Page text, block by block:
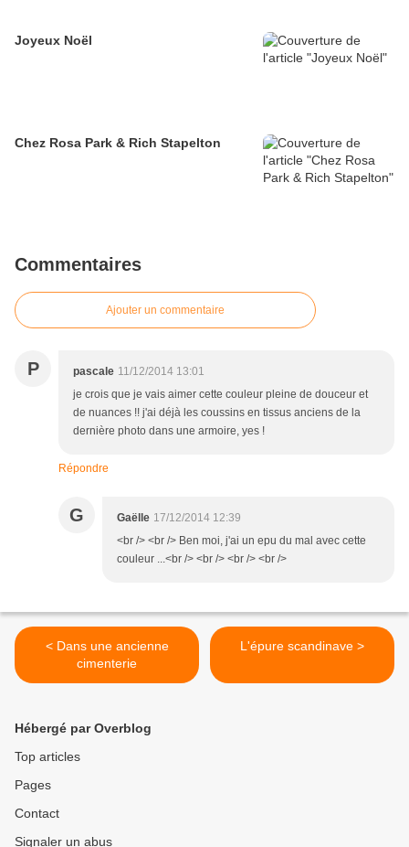
Joyeux Noël
Chez Rosa Park & Rich Stapelton
Commentaires
Ajouter un commentaire
P pascale 11/12/2014 13:01
je crois que je vais aimer cette couleur pleine de douceur et
de nuances !! j'ai déjà les coussins en tissus anciens de la
dernière photo dans une armoire, yes !
Répondre
G Gaëlle 17/12/2014 12:39
<br /> <br /> Ben moi, j'ai un epu du mal avec cette
couleur ...<br /> <br /> <br /> <br />
< Dans une ancienne
cimenterie
L'épure scandinave >
Hébergé par Overblog
Top articles
Pages
Contact
Signaler un abus